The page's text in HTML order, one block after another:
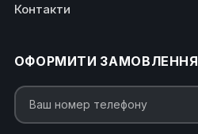
Контакти
ОФОРМИТИ ЗАМОВЛЕННЯ